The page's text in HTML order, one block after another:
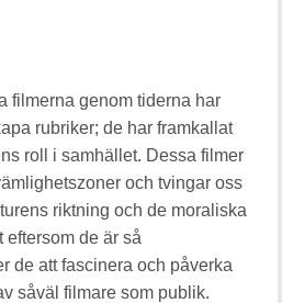
filmerna genom tiderna har
rubriker; de har framkallat
roll i samhället. Dessa filmer
och tvingar oss
riktning och de moraliska
eftersom de är så
de att fascinera och påverka
såväl filmare som publik.